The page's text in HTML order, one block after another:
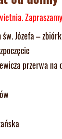
Józefa –
przerwa na